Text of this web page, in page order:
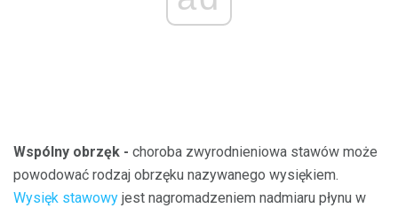
Wspólny obrzęk - choroba zwyrodnieniowa stawów może
powodować rodzaj obrzęku nazywanego wysiękiem.
Wysięk stawowy jest nagromadzeniem nadmiaru płynu w